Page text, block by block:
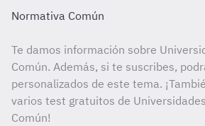
Normativa Común
Te damos información sobre
Común. Además, si te suscribes,
personalizados de este tema.
varios test gratuitos de
Común!